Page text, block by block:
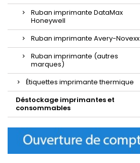
Ruban imprimante DataMax
Honeywell
Ruban imprimante Avery-Novexx
Ruban imprimante (autres
marques)
Étiquettes imprimante thermique
Déstockage imprimantes et
consommables